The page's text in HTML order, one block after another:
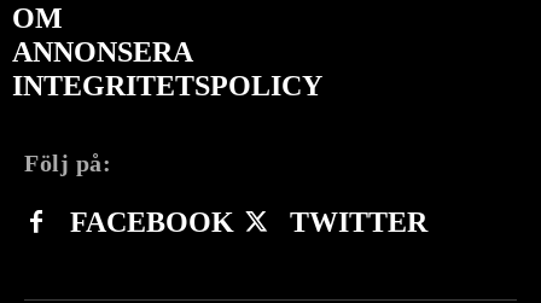
OM
ANNONSERA
INTEGRITETSPOLICY
Följ på:
FACEBOOK TWITTER